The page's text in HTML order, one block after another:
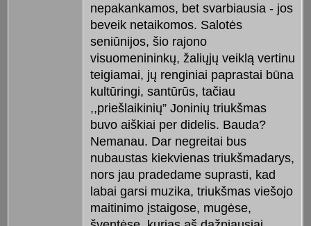
nepakankamos, bet svarbiausia - jos
beveik netaikomos. Salotės
seniūnijos, šio rajono
visuomenininkų, žaliųjų veiklą vertinu
teigiamai, jų renginiai paprastai būna
kultūringi, santūrūs, tačiau
,,priešlaikinių” Joninių triukšmas
buvo aiškiai per didelis. Bauda?
Nemanau. Dar negreitai bus
nubaustas kiekvienas triukšmadarys,
nors jau pradedame suprasti, kad
labai garsi muzika, triukšmas viešojo
maitinimo įstaigose, mugėse,